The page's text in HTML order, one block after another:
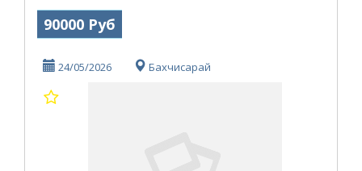
90000 Руб
24/05/2026 Бахчисарай